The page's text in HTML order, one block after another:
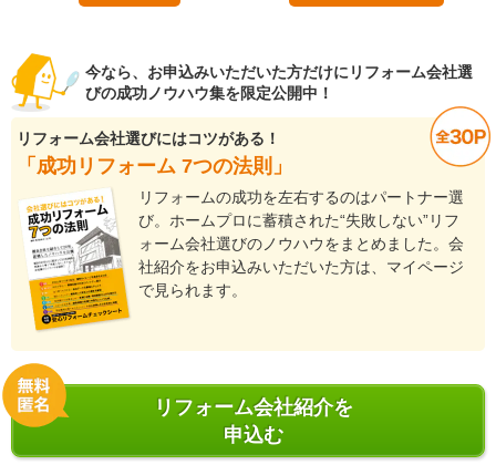
今なら、お申込みいただいた方だけにリフォーム会社選
びの成功ノウハウ集を限定公開中！
リフォーム会社選びにはコツがある！
「成功リフォーム 7つの法則」
リフォームの成功を左右するのはパートナー選
び。ホームプロに蓄積された“失敗しない”リフ
ォーム会社選びのノウハウをまとめました。会
社紹介をお申込みいただいた方は、マイページ
で見られます。
リフォーム会社紹介を
申込む